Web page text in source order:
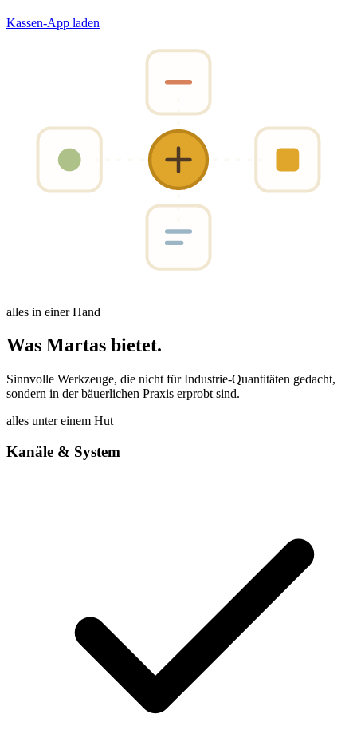
Kassen-App laden
alles in einer Hand
Was Martas bietet.
Sinnvolle Werkzeuge, die nicht für Industrie-Quantitäten gedacht,
sondern in der bäuerlichen Praxis erprobt sind.
alles unter einem Hut
Kanäle & System